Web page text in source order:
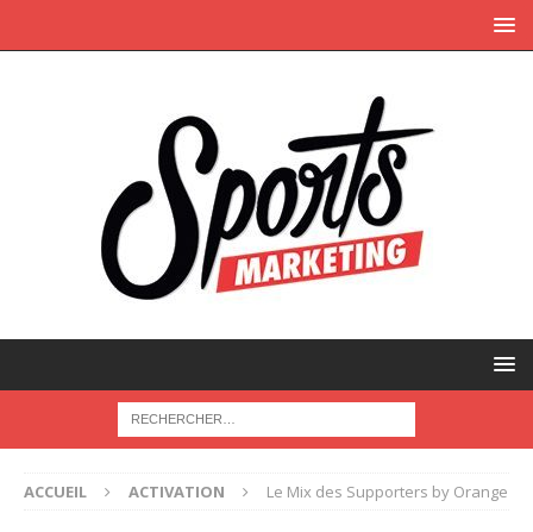
ACCUEIL ACTIVATION Le Mix des Supporters by Orange